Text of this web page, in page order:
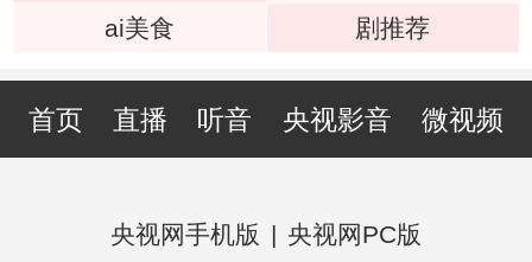
ai美食
剧推荐
首页 直播 听音 央视影音 微视频
央视网手机版 | 央视网PC版